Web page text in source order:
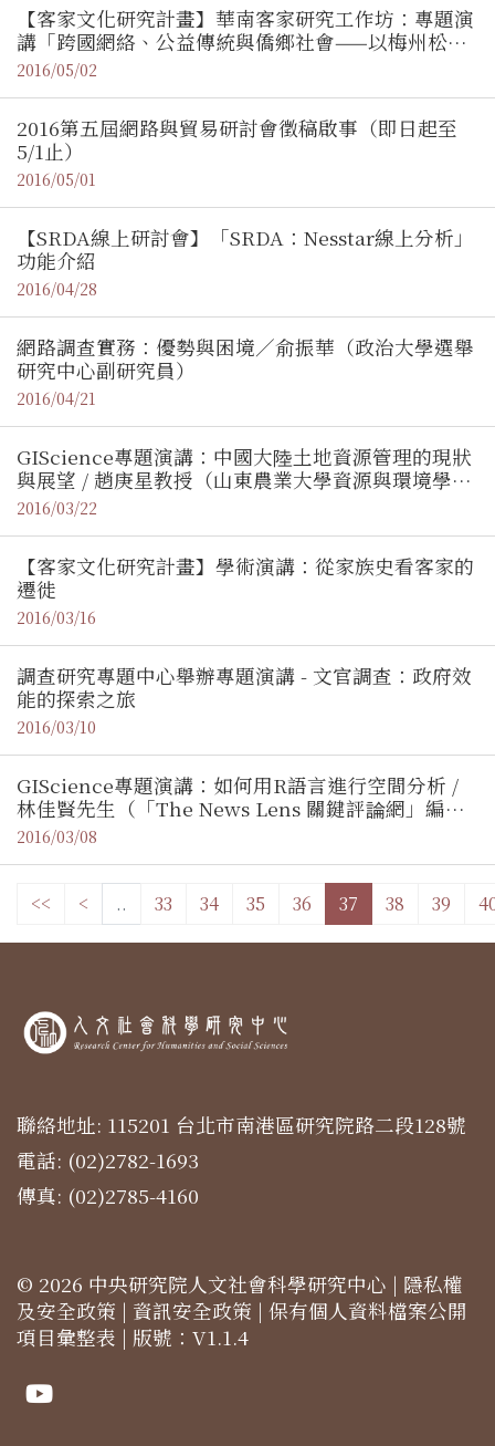
【客家文化研究計畫】華南客家研究工作坊：專題演
講「跨國網絡、公益傳統與僑鄉社會——以梅州松口
客家德村為例」/ 段穎副教授（廣州中山大學人類學
系）
2016/05/02
2016第五屆網路與貿易研討會徵稿啟事（即日起至
5/1止）
2016/05/01
【SRDA線上研討會】「SRDA：Nesstar線上分析」
功能介紹
2016/04/28
網路調查實務：優勢與困境／俞振華（政治大學選舉
研究中心副研究員）
2016/04/21
GIScience專題演講：中國大陸土地資源管理的現狀
與展望 / 趙庚星教授（山東農業大學資源與環境學院
院長）
2016/03/22
【客家文化研究計畫】學術演講：從家族史看客家的
遷徙
2016/03/16
調查研究專題中心舉辦專題演講 - 文官調查：政府效
能的探索之旅
2016/03/10
GIScience專題演講：如何用R語言進行空間分析 /
林佳賢先生（「The News Lens 關鍵評論網」編
輯）
2016/03/08
<< < .. 33 34 35 36 37 38 39
聯絡地址: 115201 台北市南港區研究院路二段128號
電話: (02)2782-1693
傳真: (02)2785-4160
© 2026 中央研究院人文社會科學研究中心 | 隱私權
及安全政策 | 資訊安全政策 | 保有個人資料檔案公開
項目彙整表 | 版號：V1.1.4
Youtube